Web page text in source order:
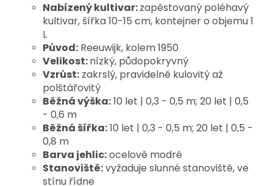
Nabízený kultivar:zapěstovaný poléhavý
kultivar, šířka 10-15 cm, kontejner o objemu 1
L
Původ: Reeuwijk, kolem 1950
Velikost:nízký, půdopokryvný
Vzrůst: zakrslý, pravidelně kulovitý až
polštářovitý
Běžná výška:10 let | 0,3 - 0,5 m; 20 let | 0,5
- 0,6 m
Běžná šířka:10 let | 0,3 - 0,5 m; 20 let | 0,5 -
0,8 m
Barva jehlic:ocelově modré
Stanoviště:vyžaduje slunné stanoviště, ve
stínu řídne